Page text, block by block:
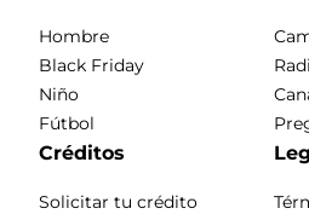
Hombre
Black Friday
Niño
Fútbol
Créditos
Solicitar tu crédito